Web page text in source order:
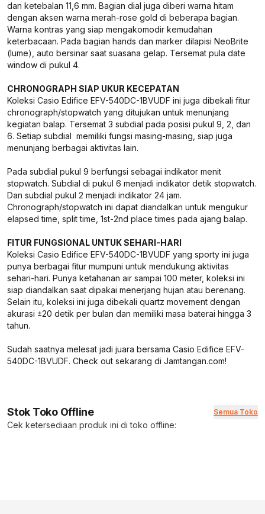
dan ketebalan 11,6 mm. Bagian dial juga diberi warna hitam
dengan aksen warna merah-rose gold di beberapa bagian.
Warna kontras yang siap mengakomodir kemudahan
keterbacaan. Pada bagian hands dan marker dilapisi NeoBrite
(lume), auto bersinar saat suasana gelap. Tersemat pula date
window di pukul 4.
CHRONOGRAPH SIAP UKUR KECEPATAN
Koleksi Casio Edifice EFV-540DC-1BVUDF ini juga dibekali fitur
chronograph/stopwatch yang ditujukan untuk menunjang
kegiatan balap. Tersemat 3 subdial pada posisi pukul 9, 2, dan
6. Setiap subdial memiliki fungsi masing-masing, siap juga
menunjang berbagai aktivitas lain.
Pada subdial pukul 9 berfungsi sebagai indikator menit
stopwatch. Subdial di pukul 6 menjadi indikator detik stopwatch.
Dan subdial pukul 2 menjadi indikator 24 jam.
Chronograph/stopwatch ini dapat diandalkan untuk mengukur
elapsed time, split time, 1st-2nd place times pada ajang balap.
FITUR FUNGSIONAL UNTUK SEHARI-HARI
Koleksi Casio Edifice EFV-540DC-1BVUDF yang sporty ini juga
punya berbagai fitur mumpuni untuk mendukung aktivitas
sehari-hari. Punya ketahanan air sampai 100 meter, koleksi ini
siap diandalkan saat dipakai menerjang hujan atau berenang.
Selain itu, koleksi ini juga dibekali quartz movement dengan
akurasi ±20 detik per bulan dan memiliki masa baterai hingga 3
tahun.
Sudah saatnya melesat jadi juara bersama Casio Edifice EFV-
540DC-1BVUDF. Check out sekarang di Jamtangan.com!
Stok Toko Offline Semua Toko
Cek ketersediaan produk ini di toko offline: